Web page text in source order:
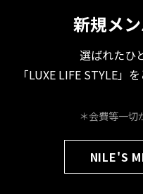
新規メ
選ばれたひ
「LUXE LIFE STYLE」
＊会費等一切
NILE'S